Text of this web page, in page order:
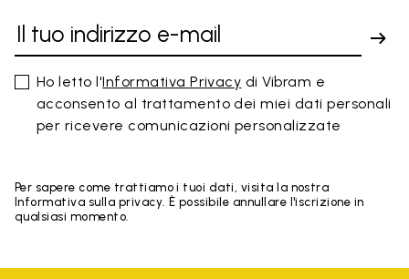
Ho letto l'Informativa Privacy di Vibram e
acconsento al trattamento dei miei dati personali
per ricevere comunicazioni personalizzate
Per sapere come trattiamo i tuoi dati, visita la nostra
Informativa sulla privacy. È possibile annullare l'iscrizione in
qualsiasi momento.